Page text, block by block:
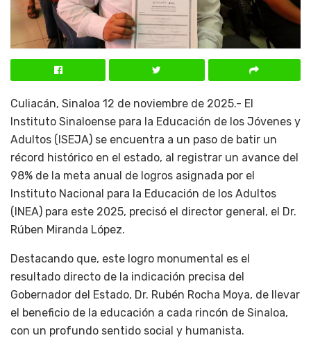
Culiacán, Sinaloa 12 de noviembre de 2025.- El
Instituto Sinaloense para la Educación de los Jóvenes y
Adultos (ISEJA) se encuentra a un paso de batir un
récord histórico en el estado, al registrar un avance del
98% de la meta anual de logros asignada por el
Instituto Nacional para la Educación de los Adultos
(INEA) para este 2025, precisó el director general, el Dr.
Rúben Miranda López.
Destacando que, este logro monumental es el
resultado directo de la indicación precisa del
Gobernador del Estado, Dr. Rubén Rocha Moya, de llevar
el beneficio de la educación a cada rincón de Sinaloa,
con un profundo sentido social y humanista.